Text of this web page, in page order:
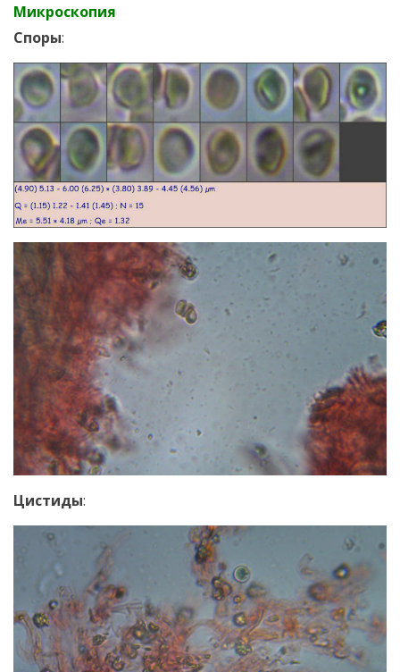
Микроскопия
Споры:
Цистиды: